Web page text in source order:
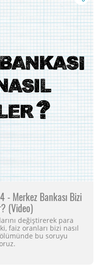
- Merkez Bankası Bizi
(Video)
değiştirerek para
faiz oranları bizi nasıl
bu soruyu